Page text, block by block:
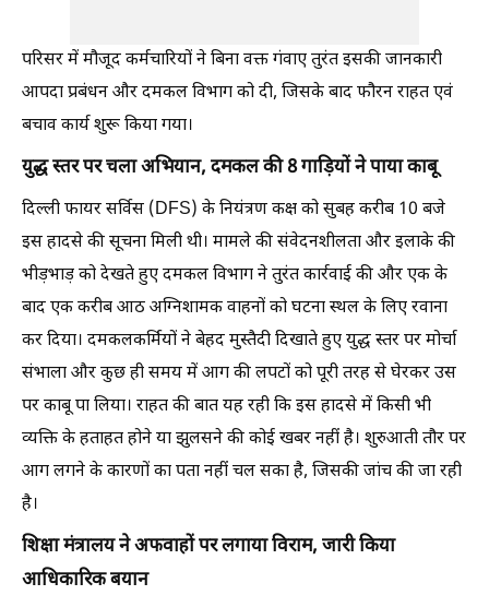
परिसर में मौजूद कर्मचारियों ने बिना वक्त गंवाए तुरंत इसकी जानकारी
आपदा प्रबंधन और दमकल विभाग को दी, जिसके बाद फौरन राहत एवं
बचाव कार्य शुरू किया गया।
युद्ध स्तर पर चला अभियान, दमकल की 8 गाड़ियों ने पाया काबू
दिल्ली फायर सर्विस (DFS) के नियंत्रण कक्ष को सुबह करीब 10 बजे
इस हादसे की सूचना मिली थी। मामले की संवेदनशीलता और इलाके की
भीड़भाड़ को देखते हुए दमकल विभाग ने तुरंत कार्रवाई की और एक के
बाद एक करीब आठ अग्निशामक वाहनों को घटना स्थल के लिए रवाना
कर दिया। दमकलकर्मियों ने बेहद मुस्तैदी दिखाते हुए युद्ध स्तर पर मोर्चा
संभाला और कुछ ही समय में आग की लपटों को पूरी तरह से घेरकर उस
पर काबू पा लिया। राहत की बात यह रही कि इस हादसे में किसी भी
व्यक्ति के हताहत होने या झुलसने की कोई खबर नहीं है। शुरुआती तौर पर
आग लगने के कारणों का पता नहीं चल सका है, जिसकी जांच की जा रही
है।
शिक्षा मंत्रालय ने अफवाहों पर लगाया विराम, जारी किया
आधिकारिक बयान